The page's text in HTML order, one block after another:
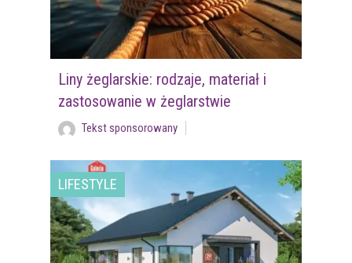
Liny żeglarskie: rodzaje, materiał i
zastosowanie w żeglarstwie
Tekst sponsorowany
LIFESTYLE